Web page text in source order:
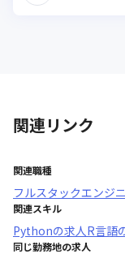
関連リンク
関連職種
フルスタックエンジ
関連スキル
Pythonの求人R言語
同じ勤務地の求人